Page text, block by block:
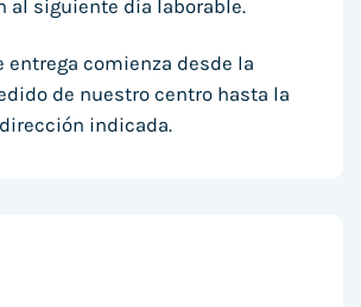
al siguiente día laborable.
entrega comienza desde la
de nuestro centro hasta la
indicada.